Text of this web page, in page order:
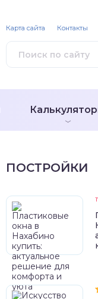
Карта сайта Контакты
ПОСТРОЙКИ